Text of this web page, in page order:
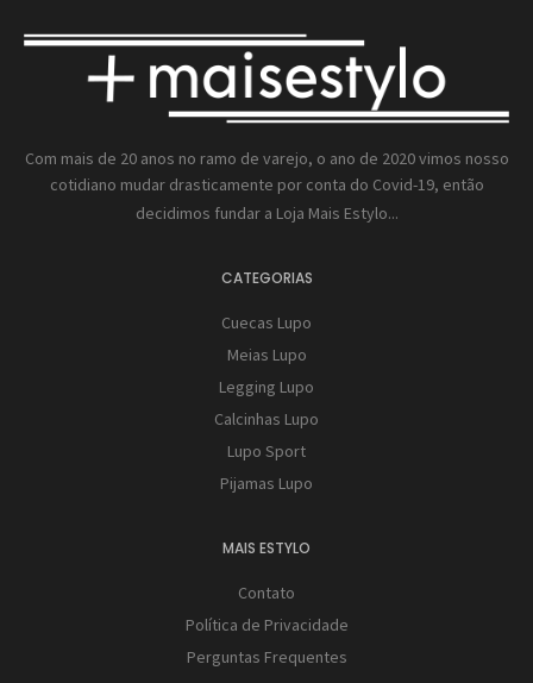
Com mais de 20 anos no ramo de varejo, o ano de 2020 vimos nosso
cotidiano mudar drasticamente por conta do Covid-19, então
decidimos fundar a Loja Mais Estylo...
CATEGORIAS
Cuecas Lupo
Meias Lupo
Legging Lupo
Calcinhas Lupo
Lupo Sport
Pijamas Lupo
MAIS ESTYLO
Contato
Política de Privacidade
Perguntas Frequentes